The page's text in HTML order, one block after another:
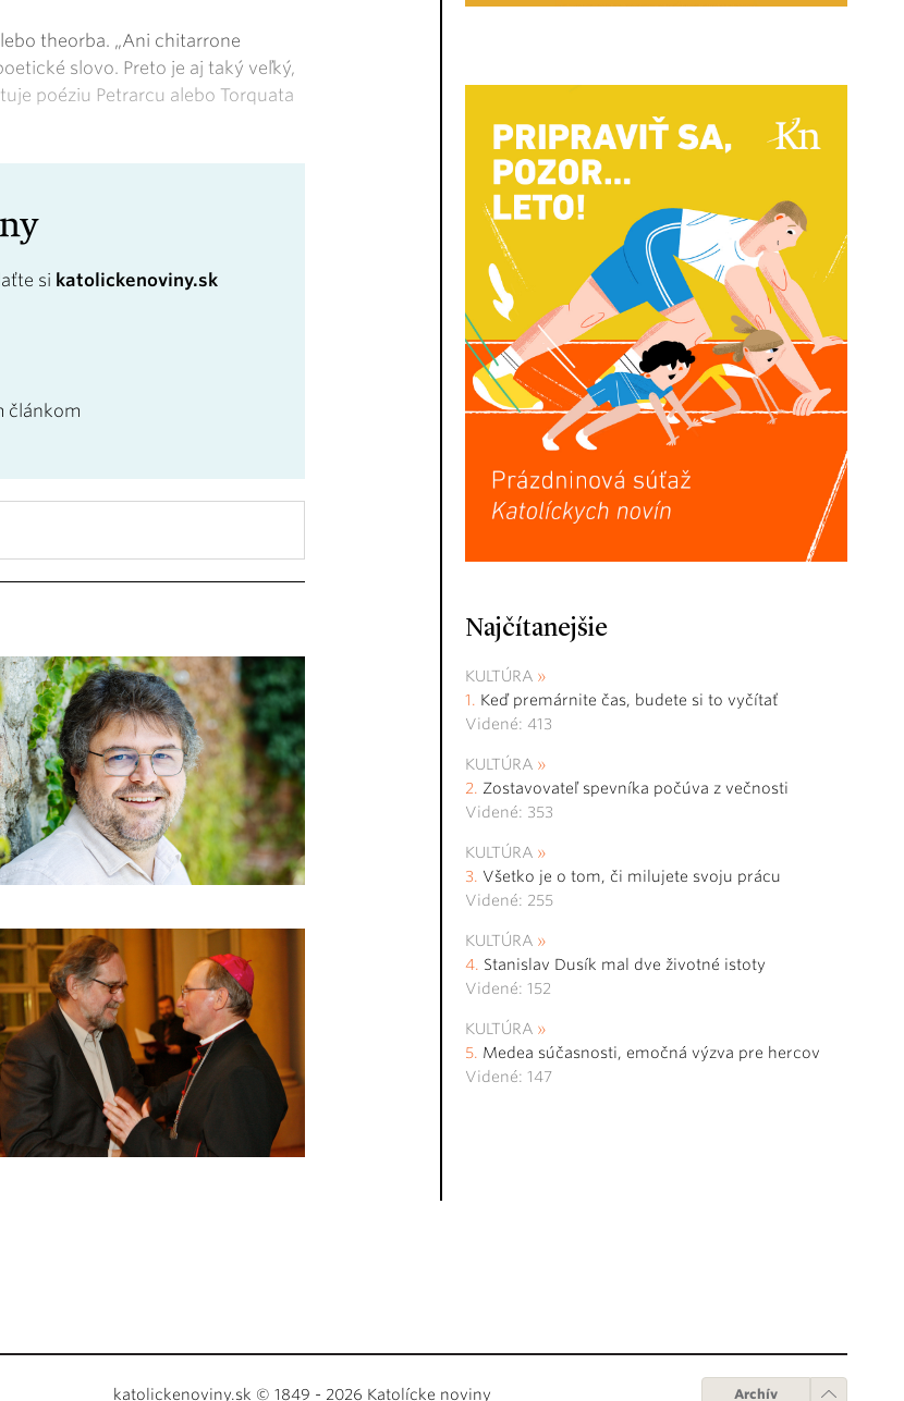
theorba. „Ani chitarrone
slovo. Preto je aj taký veľký,
poéziu Petrarcu alebo Torquata
si katolickenoviny.sk
článkom
Najčítanejšie
KULTÚRA
Keď premárnite čas, budete si to vyčítať
Videné: 413
KULTÚRA
Zostavovateľ spevníka počúva z večnosti
Videné: 353
KULTÚRA
Všetko je o tom, či milujete svoju prácu
Videné: 255
KULTÚRA
Stanislav Dusík mal dve životné istoty
Videné: 152
KULTÚRA
Medea súčasnosti, emočná výzva pre hercov
Videné: 147
katolickenoviny.sk © 1849 - 2026 Katolícke noviny Archív